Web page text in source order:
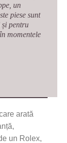
un
piese sunt
și pentru
momentele
arată
un Rolex,